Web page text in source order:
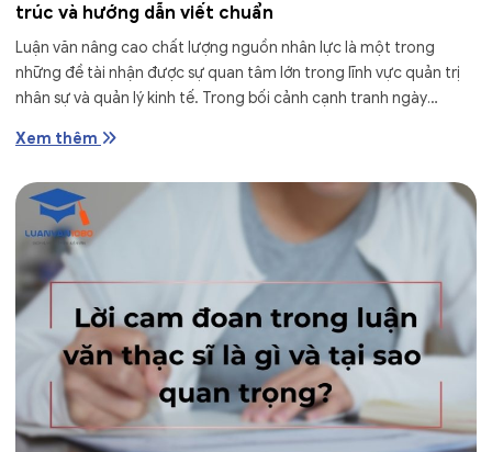
trúc và hướng dẫn viết chuẩn
Luận văn nâng cao chất lượng nguồn nhân lực là một trong
những đề tài nhận được sự quan tâm lớn trong lĩnh vực quản trị
nhân sự và quản lý kinh tế. Trong bối cảnh cạnh tranh ngày
Xem thêm